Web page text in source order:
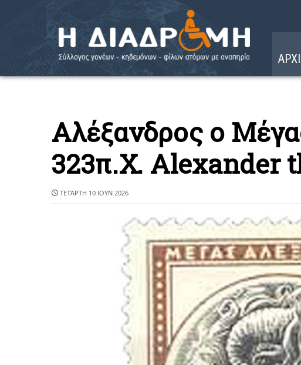
Αλέξανδρος ο
323π.Χ. Alexander
ΤΕΤΆΡΤΗ 10 ΙΟΥΝ 2026